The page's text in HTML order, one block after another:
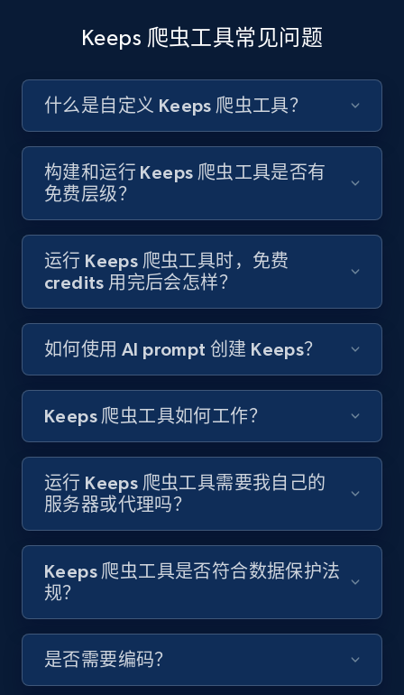
engagement rate, Comment engagement rate,
Like engagement rate, Bio link, Predicted lang,
URL, Title, Youtuber, Youtuber md5, Video url,
Video length, Likes, Views, and more.
8.1K+ 716+ 注册使用
Youtube - Videos posts - Search new
youtube videos by keyword
URL, Title, Youtuber, Youtuber md5, Video url,
8.1K+ 716+
Youtube - Videos posts - Discover videos by
channel URL
URL, Title, Youtuber, Youtuber md5, Video url,
Video length, Likes, Views, and more.
Keeps 爬虫工具常见问题
什么是自定义 Keeps 爬虫工具？
构建和运行 Keeps 爬虫工具是否有
免费层级？
运行 Keeps 爬虫工具时，免费
credits 用完后会怎样？
如何使用 AI prompt 创建 Keeps？
Keeps 爬虫工具如何工作？
运行 Keeps 爬虫工具需要我自己的
服务器或代理吗？
Keeps 爬虫工具是否符合数据保护法
规？
是否需要编码？